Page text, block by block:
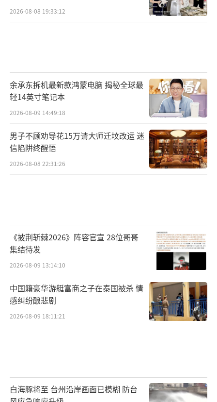
2026-08-08 19:33:12
余承东拆机最新款鸿蒙电脑 揭秘全球最
轻14英寸笔记本
2026-08-09 14:49:18
男子不顾劝导花15万请大师迁坟改运 迷
信陷阱终醒悟
2026-08-08 22:31:26
《披荆斩棘2026》阵容官宣 28位哥哥
集结待发
2026-08-09 13:14:10
中国籍豪华游艇富商之子在泰国被杀 情
感纠纷酿悲剧
2026-08-09 18:11:21
白海豚将至 台州沿岸画面已模糊 防台